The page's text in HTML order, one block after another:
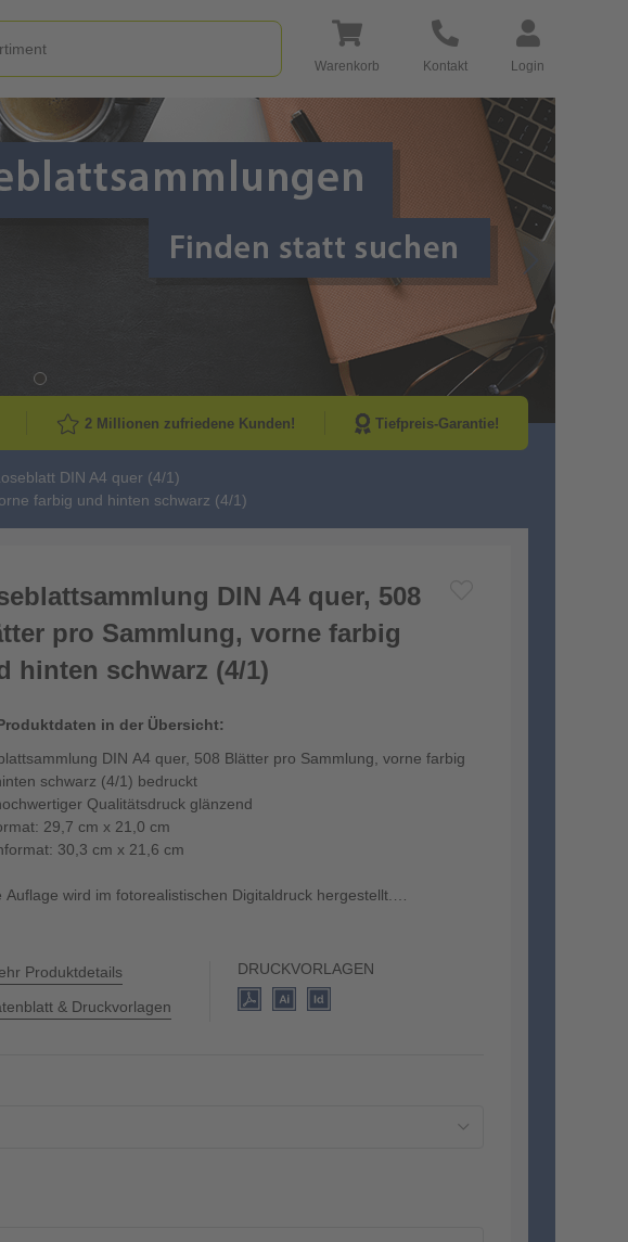
Warenkorb Kontakt Login
Go to Next
2 Millionen zufriedene Kunden! Tiefpreis-Garantie!
DIN A4 quer (4/1)
farbig und hinten schwarz (4/1)
DIN A4 quer, 508
pro Sammlung, vorne farbig
hinten schwarz (4/1)
in der Übersicht:
DIN A4 quer, 508 Blätter pro Sammlung, vorne farbig
schwarz (4/1) bedruckt
Qualitätsdruck glänzend
29,7 cm x 21,0 cm
30,3 cm x 21,6 cm
Auflage wird im fotorealistischen Digitaldruck hergestellt.
Produktdetails
& Druckvorlagen
DRUCKVORLAGEN